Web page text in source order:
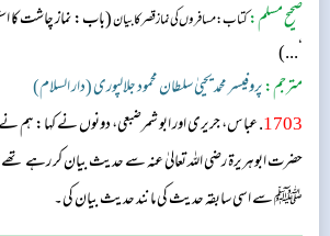
صحیح مسلم:کتاب: مسافرو ں کی نماز قصر کا بیان(باب: نماز چاشت کا
‘...)
مترجم:پروفیسر محمد یحییٰ سلطان محمود جلالپوری (دار السلام)
1703 . عباس، جریری اور ابو شمرضبعی، دونوں نے کہا: ہم
حضرت ابوہریرۃ رضی اللہ تعالیٰ عنہ سے حدیث بیان کر رہے
ﷺ سے اسی سابقہ حدیث کی مانند حدیث بیان کی۔